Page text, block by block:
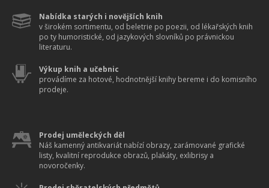
Nabídka starých i novějších knih
v širokém sortimentu, od beletrie po poezii, od lékařských knih
po ty humoristické, od jazykových slovníků po právnickou
literaturu.
Výkup knih a učebnic
provádíme za hotové, hodnotnější knihy bereme i do komisního
prodeje.
Prodej uměleckých děl
Náš kamenný antikvariát nabízí obrazy, zarámované grafické
listy, kvalitní reprodukce obrazů, plakáty, exlibrisy a
novoročenky.